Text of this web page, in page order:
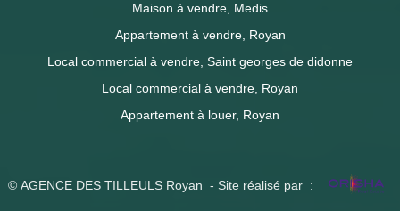
Maison à vendre, Medis
Appartement à vendre, Royan
Local commercial à vendre, Saint georges de didonne
Local commercial à vendre, Royan
Appartement à louer, Royan
© AGENCE DES TILLEULS Royan - Site réalisé par :